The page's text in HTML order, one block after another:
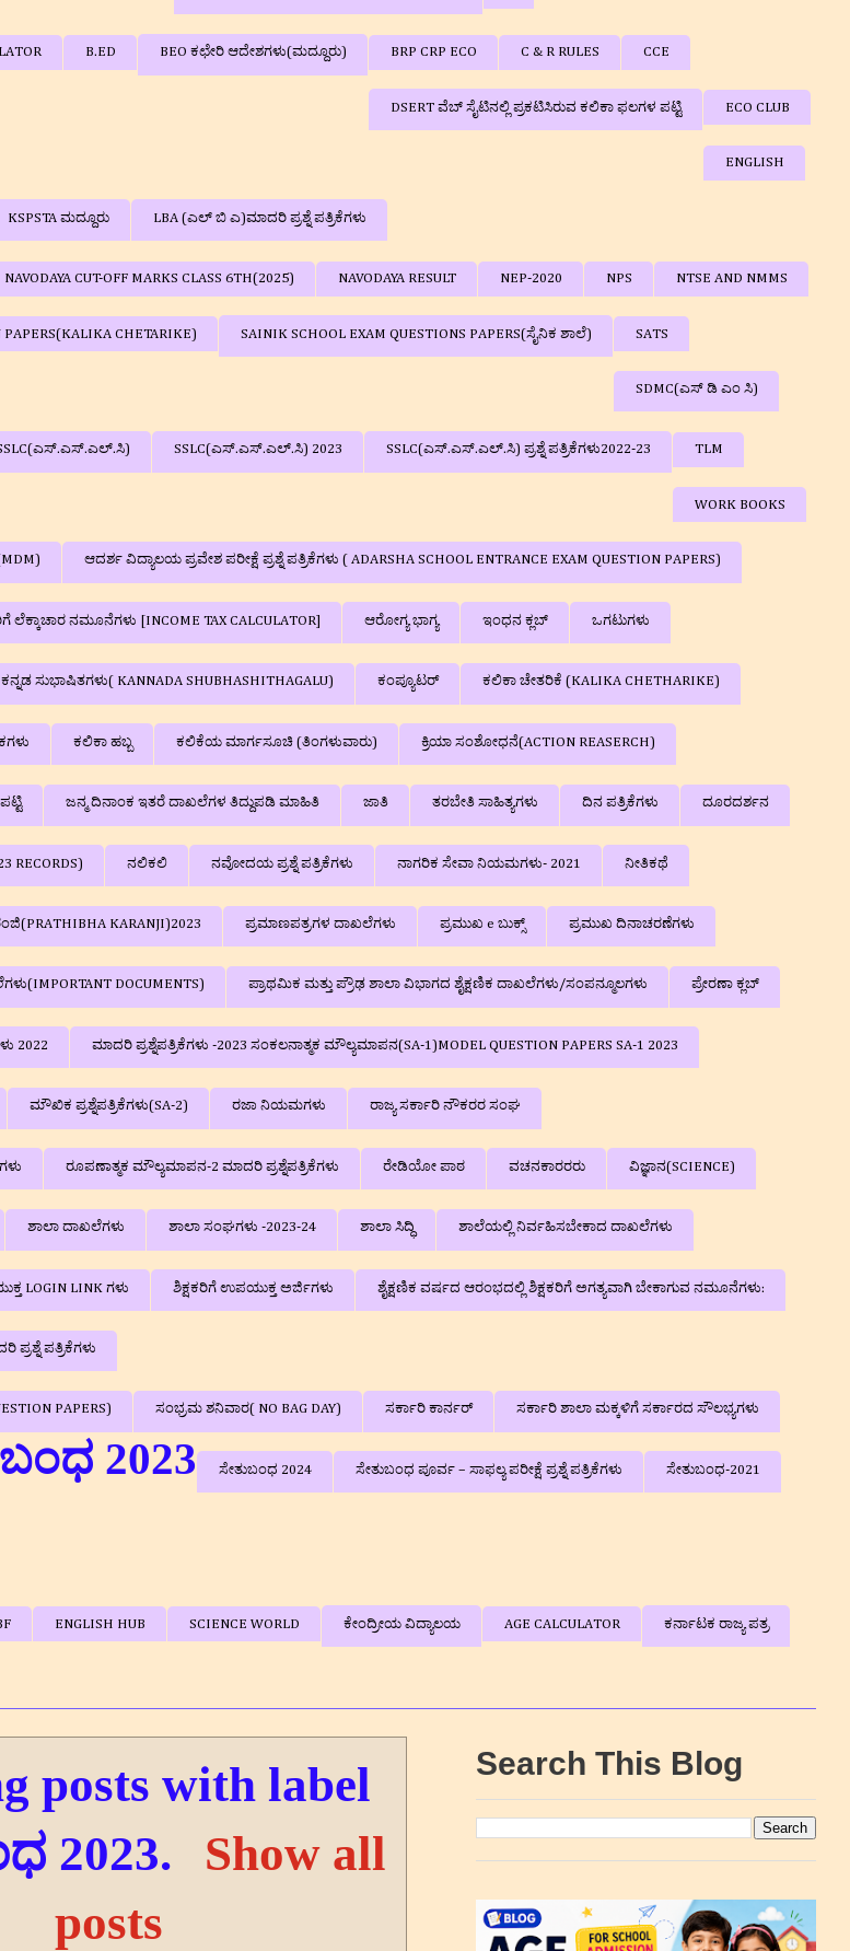
B.ED BEO ಕಛೇರಿ ಆದೇಶಗಳು(ಮದ್ದೂರು) BRP CRP ECO C & R RULES CCE
DSERT ವೆಬ್ ಸೈಟಿನಲ್ಲಿ ಪ್ರಕಟಿಸಿರುವ ಕಲಿಕಾ ಫಲಗಳ ಪಟ್ಟಿ ECO CLUB
ENGLISH
KSPSTA ಮದ್ದೂರು LBA (ಎಲ್ ಬಿ ಎ)ಮಾದರಿ ಪ್ರಶ್ನೆ ಪತ್ರಿಕೆಗಳು
NAVODAYA CUT-OFF MARKS CLASS 6TH(2025) NAVODAYA RESULT NEP-2020 NPS NTSE AND NMMS
PAPERS(KALIKA CHETARIKE) SAINIK SCHOOL EXAM QUESTIONS PAPERS(ಸೈನಿಕ ಶಾಲೆ) SATS
SDMC(ಎಸ್ ಡಿ ಎಂ ಸಿ)
SSLC(ಎಸ್.ಎಸ್.ಎಲ್.ಸಿ) 2023 SSLC(ಎಸ್.ಎಸ್.ಎಲ್.ಸಿ) ಪ್ರಶ್ನೆ ಪತ್ರಿಕೆಗಳು2022-23 TLM
WORK BOOKS
ಆದರ್ಶ ವಿದ್ಯಾಲಯ ಪ್ರವೇಶ ಪರೀಕ್ಷೆ ಪ್ರಶ್ನೆ ಪತ್ರಿಕೆಗಳು ( ADARSHA SCHOOL ENTRANCE EXAM QUESTION PAPERS)
ನಮೂನೆಗಳು [INCOME TAX CALCULATOR] ಆರೋಗ್ಯ ಭಾಗ್ಯ ಇಂಧನ ಕ್ಲಬ್‌ ಒಗಟುಗಳು
ಕನ್ನಡ ಸುಭಾಷಿತಗಳು( KANNADA SHUBHASHITHAGALU) ಕಂಪ್ಯೂಟರ್ ಕಲಿಕಾ ಚೇತರಿಕೆ (KALIKA CHETHARIKE)
ಕಲಿಕಾ ಹಬ್ಬ ಕಲಿಕೆಯ ಮಾರ್ಗಸೂಚಿ (ತಿಂಗಳುವಾರು) ಕ್ರಿಯಾ ಸಂಶೋಧನೆ(ACTION REASERCH)
ಜನ್ಮ ದಿನಾಂಕ ಇತರೆ ದಾಖಲೆಗಳ ತಿದ್ದುಪಡಿ ಮಾಹಿತಿ ಜಾತಿ ತರಬೇತಿ ಸಾಹಿತ್ಯಗಳು ದಿನ ಪತ್ರಿಕೆಗಳು ದೂರದರ್ಶನ
RECORDS) ನಲಿಕಲಿ ನವೋದಯ ಪ್ರಶ್ನೆ ಪತ್ರಿಕೆಗಳು ನಾಗರಿಕ ಸೇವಾ ನಿಯಮಗಳು- 2021 ನೀತಿಕಥೆ
KARANJI)2023 ಪ್ರಮಾಣಪತ್ರಗಳ ದಾಖಲೆಗಳು ಪ್ರಮುಖ e ಬುಕ್ಸ್ ಪ್ರಮುಖ ದಿನಾಚರಣೆಗಳು
DOCUMENTS) ಪ್ರಾಥಮಿಕ ಮತ್ತು ಪ್ರೌಢ ಶಾಲಾ ವಿಭಾಗದ ಶೈಕ್ಷಣಿಕ ದಾಖಲೆಗಳು/ಸಂಪನ್ಮೂಲಗಳು ಪ್ರೇರಣಾ ಕ್ಲಬ್
2022 ಮಾದರಿ ಪ್ರಶ್ನೆಪತ್ರಿಕೆಗಳು -2023 ಸಂಕಲನಾತ್ಮಕ ಮೌಲ್ಯಮಾಪನ(SA-1)MODEL QUESTION PAPERS SA-1 2023
ಮೌಖಿಕ ಪ್ರಶ್ನೆಪತ್ರಿಕೆಗಳು(SA-2) ರಜಾ ನಿಯಮಗಳು ರಾಜ್ಯ ಸರ್ಕಾರಿ ನೌಕರರ ಸಂಘ
ರೂಪಣಾತ್ಮಕ ಮೌಲ್ಯಮಾಪನ-2 ಮಾದರಿ ಪ್ರಶ್ನೆಪತ್ರಿಕೆಗಳು ರೇಡಿಯೋ ಪಾಠ ವಚನಕಾರರರು ವಿಜ್ಞಾನ(SCIENCE)
ಶಾಲಾ ದಾಖಲೆಗಳು ಶಾಲಾ ಸಂಘಗಳು -2023-24 ಶಾಲಾ ಸಿದ್ಧಿ ಶಾಲೆಯಲ್ಲಿ ನಿರ್ವಹಿಸಬೇಕಾದ ದಾಖಲೆಗಳು
LOGIN LINK ಗಳು ಶಿಕ್ಷಕರಿಗೆ ಉಪಯುಕ್ತ ಅರ್ಜಿಗಳು ಶೈಕ್ಷಣಿಕ ವರ್ಷದ ಆರಂಭದಲ್ಲಿ ಶಿಕ್ಷಕರಿಗೆ ಅಗತ್ಯವಾಗಿ ಬೇಕಾಗುವ ನಮೂನೆಗಳು:
ಪತ್ರಿಕೆಗಳು
PAPERS) ಸಂಭ್ರಮ ಶನಿವಾರ( NO BAG DAY) ಸರ್ಕಾರಿ ಕಾರ್ನರ್ ಸರ್ಕಾರಿ ಶಾಲಾ ಮಕ್ಕಳಿಗೆ ಸರ್ಕಾರದ ಸೌಲಭ್ಯಗಳು
2023 ಸೇತುಬಂಧ 2024 ಸೇತುಬಂಧ ಪೂರ್ವ – ಸಾಫಲ್ಯ ಪರೀಕ್ಷೆ ಪ್ರಶ್ನೆ ಪತ್ರಿಕೆಗಳು ಸೇತುಬಂಧ-2021
ENGLISH HUB SCIENCE WORLD ಕೇಂದ್ರೀಯ ವಿದ್ಯಾಲಯ AGE CALCULATOR ಕರ್ನಾಟಕ ರಾಜ್ಯ ಪತ್ರ
posts with label
2023.
Show all
posts
Search This Blog